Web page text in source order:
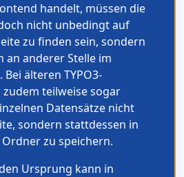
handelt, müssen die
nicht unbedingt auf
zu finden sein, sondern
an anderer Stelle im
älteren TYPO3-
zudem teilweise sogar
Datensätze nicht
sondern stattdessen in
zu speichern.
Ursprung kann in